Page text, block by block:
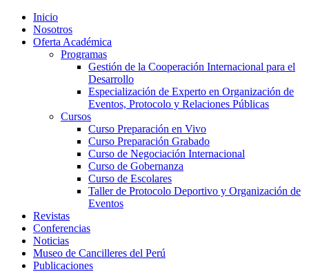
Inicio
Nosotros
Oferta Académica
Programas
Gestión de la Cooperación Internacional para el
Desarrollo
Especialización de Experto en Organización de
Eventos, Protocolo y Relaciones Públicas
Cursos
Curso Preparación en Vivo
Curso Preparación Grabado
Curso de Negociación Internacional
Curso de Gobernanza
Curso de Escolares
Taller de Protocolo Deportivo y Organización de
Eventos
Revistas
Conferencias
Noticias
Museo de Cancilleres del Perú
Publicaciones